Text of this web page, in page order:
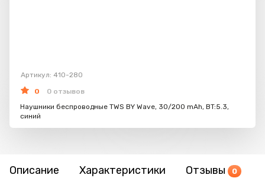
Артикул: 410-280
0
0 отзывов
Наушники беспроводные TWS BY Wave, 30/200 mAh, BT:5.3,
синий
Описание Характеристики Отзывы 0